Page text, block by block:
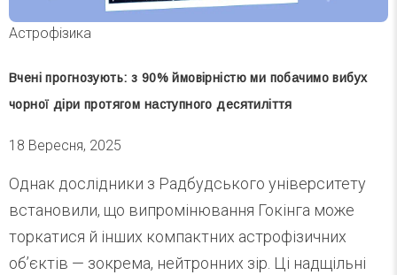
Астрофізика
Вчені прогнозують: з 90% ймовірністю ми побачимо вибух
чорної діри протягом наступного десятиліття
18 Вересня, 2025
Однак дослідники з Радбудського університету
встановили, що випромінювання Гокінга може
торкатися й інших компактних астрофізичних
об’єктів — зокрема, нейтронних зір. Ці надщільні